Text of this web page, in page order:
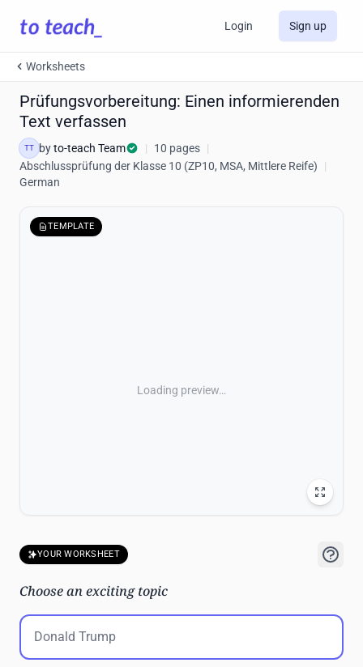
Login Sign up
Worksheets
Prüfungsvorbereitung: Einen informierenden
Text verfassen
TT byto-teach Team | 10 pages |
Abschlussprüfung der Klasse 10 (ZP10, MSA, Mittlere Reife)
|
German
TEMPLATE
Loading preview…
YOUR WORKSHEET
Choose an exciting topic